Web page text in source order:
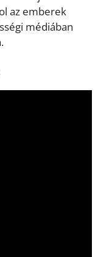
az emberek
médiában